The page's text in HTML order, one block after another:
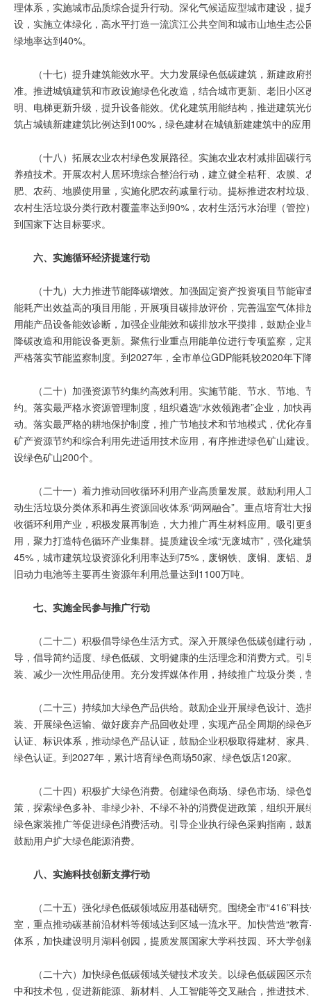
理体系，实施城市品质综合提升行动。深化气候适应型城市建设，
设，实施立体绿化，高水平打造一流滨江公共空间和城市山地生态
绿地率达到40%。
（十七）提升建筑能效水平。大力发展绿色低碳建筑，新建政
准。推进城镇建筑和市政设施绿色化改造，结合城市更新、老旧小
明、电梯更新升级，提升设备能效。优化建筑用能结构，推进建筑
筑占城镇新建建筑比例达到100%，绿色建材在城镇新建建筑中的应
（十八）拓展农业农村绿色发展路径。实施农业农村减排固碳
养殖技术。开展农村人居环境综合整治行动，建立健全秸秆、农膜
肥、农药、地膜使用量，实施化肥农药减量行动。提标推进农村垃
农村生活垃圾分类行政村覆盖率达到90%，农村生活污水治理（管
到国家下达目标要求。
六、实施循环经济提速行动
（十九）大力推进节能降碳增效。加强固定资产投资项目节能
能耗产出效益高的项目用能，开展项目碳排放评价，完善温室气体
用能产品设备能效诊断，加强企业能效和碳排放水平摸排，鼓励企
降碳改造和用能设备更新。聚焦行业重点用能单位进行专项监察，
严格落实节能监察制度。到2027年，全市单位GDP能耗较2020年下
（二十）加强资源节约集约高效利用。实施节能、节水、节地
约。落实最严格水资源管理制度，组织遴选“水效领跑者”企业，加
动。落实最严格的耕地保护制度，推广节地技术和节地模式，优化
矿产资源节约和综合利用先进适用技术应用，有序推进绿色矿山建
设绿色矿山200个。
（二十一）着力推动回收循环利用产业高质量发展。鼓励利用
动生活垃圾分类体系和再生资源回收体系“两网融合”。重点培育壮
收循环利用产业，积极发展再制造，大力推广再生材料应用。吸引
用，聚力打造特色循环产业集群。提质建设全域“无废城市”，强化
45%，城市建筑垃圾资源化利用率达到75%，废钢铁、废铜、废铝
旧动力电池等主要再生资源年利用总量达到1100万吨。
七、实施全民参与推广行动
（二十二）积极倡导绿色生活方式。深入开展绿色低碳创建行
导，倡导简约适度、绿色低碳、文明健康的生活理念和消费方式。
装、减少一次性用品使用。充分发挥媒体作用，持续推广垃圾分类
（二十三）持续加大绿色产品供给。鼓励企业开展绿色设计、
装、开展绿色运输、做好废弃产品回收处理，实现产品全周期的绿
认证、标识体系，推动绿色产品认证，鼓励企业积极取得建材、家
绿色认证。到2027年，累计培育绿色商场50家、绿色饭店120家。
（二十四）积极扩大绿色消费。创建绿色商场、绿色市场、绿
策，探索绿色多补、非绿少补、不绿不补的消费促进政策，组织开
绿色家装推广等促进绿色消费活动。引导企业执行绿色采购指南，
鼓励用户扩大绿色能源消费。
八、实施科技创新支撑行动
（二十五）强化绿色低碳领域应用基础研究。围绕全市“416”
室，重点推动碳基前沿材料等领域达到区域一流水平。加快营造“教
体系，加快建设明月湖科创园，提质发展国家大学科技园、环大学
（二十六）加快绿色低碳领域关键技术攻关。以绿色低碳园区
中和技术包，促进新能源、新材料、人工智能等交叉融合，推进技